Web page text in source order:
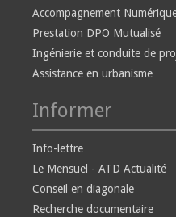
Accompagnement
Prestation DPO Mutualisé
Ingénierie et conduite de
Assistance en urbanisme
Informer
Info-lettre
Le Mensuel - ATD Actualité
Conseil en diagonale
Recherche documentaire